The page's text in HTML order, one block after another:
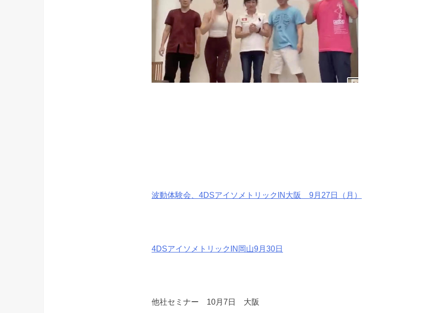
波動体験会、4DSアイソメトリックIN大阪 9月27日（月）
4DSアイソメトリックIN岡山9月30日
他社セミナー 10月7日 大阪